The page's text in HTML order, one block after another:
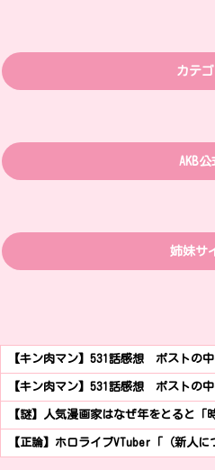
カテゴ
AKB公
姉妹サ
【キン肉マン】531話感想 ポストの
【キン肉マン】531話感想 ポストの
【謎】人気漫画家はなぜ年をとると
【正論】ホロライブVTuber「（新人